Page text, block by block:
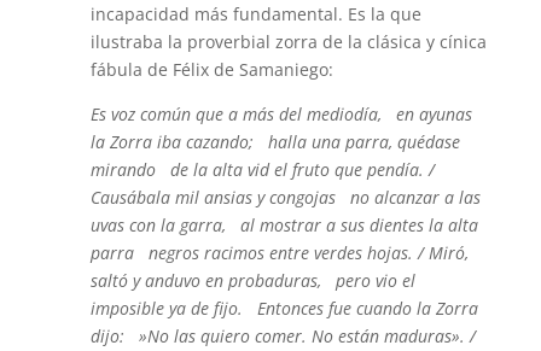
incapacidad más fundamental. Es la que
ilustraba la proverbial zorra de la clásica y cínica
fábula de Félix de Samaniego:
Es voz común que a más del mediodía, en ayunas
la Zorra iba cazando; halla una parra, quédase
mirando de la alta vid el fruto que pendía. /
Causábala mil ansias y congojas no alcanzar a las
uvas con la garra, al mostrar a sus dientes la alta
parra negros racimos entre verdes hojas. / Miró,
saltó y anduvo en probaduras, pero vio el
imposible ya de fijo. Entonces fue cuando la Zorra
dijo: »No las quiero comer. No están maduras». /